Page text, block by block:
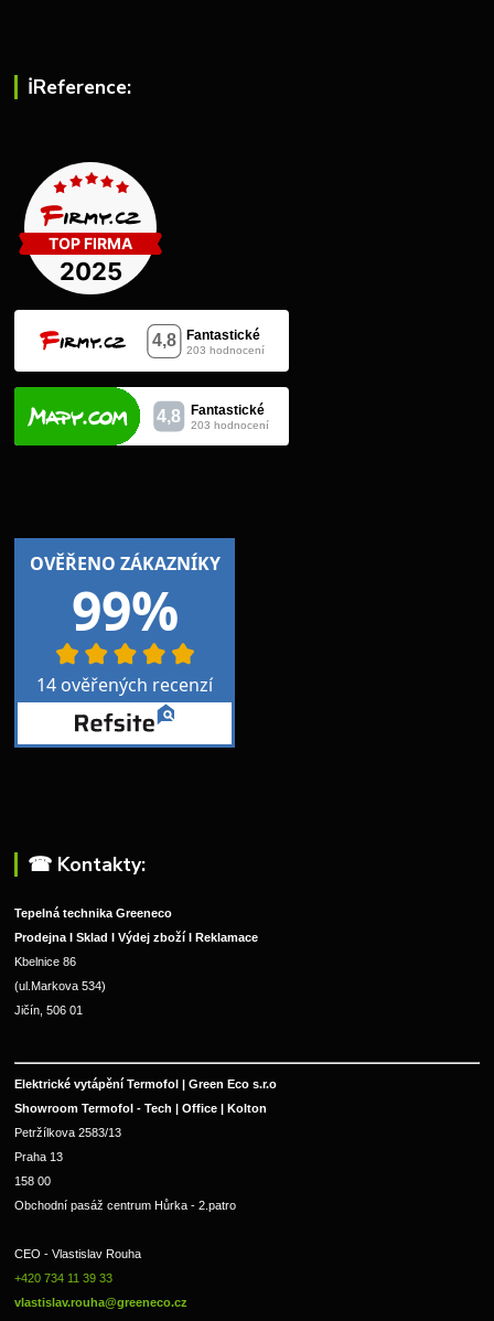
ℹ︎Reference:
☎︎ Kontakty:
Tepelná technika Greeneco
Prodejna I Sklad I Výdej zboží I Reklamace
Kbelnice 86
(ul.Markova 534)
Jičín, 506 01
Elektrické vytápění Termofol | Green Eco s.r.o
Showroom Termofol - Tech | Office | Kolton
Petržílkova 2583/13
Praha 13
158 00
Obchodní pasáž centrum Hůrka - 2.patro
CEO - Vlastislav Rouha
+420 734 11 39 33
vlastislav.rouha@greeneco.cz